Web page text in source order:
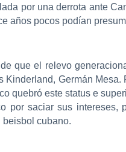
por una derrota ante
años pocos podían
que el relevo
Kinderland, Germán
quebró este status e
por saciar sus
beisbol cubano.